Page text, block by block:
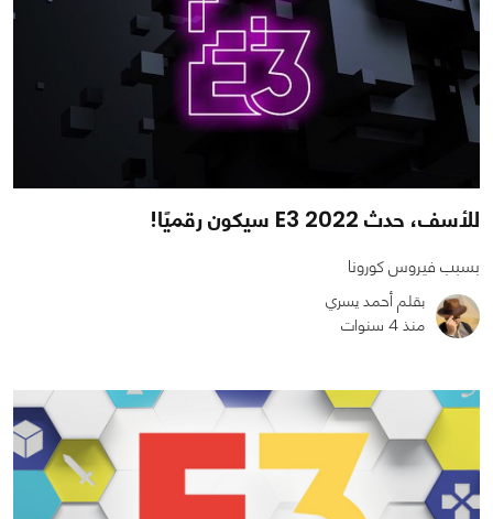
1170
0
للأسف، حدث E3 2022 سيكون رقميًا!
بسبب فيروس كورونا
بقلم أحمد يسري
منذ 4 سنوات